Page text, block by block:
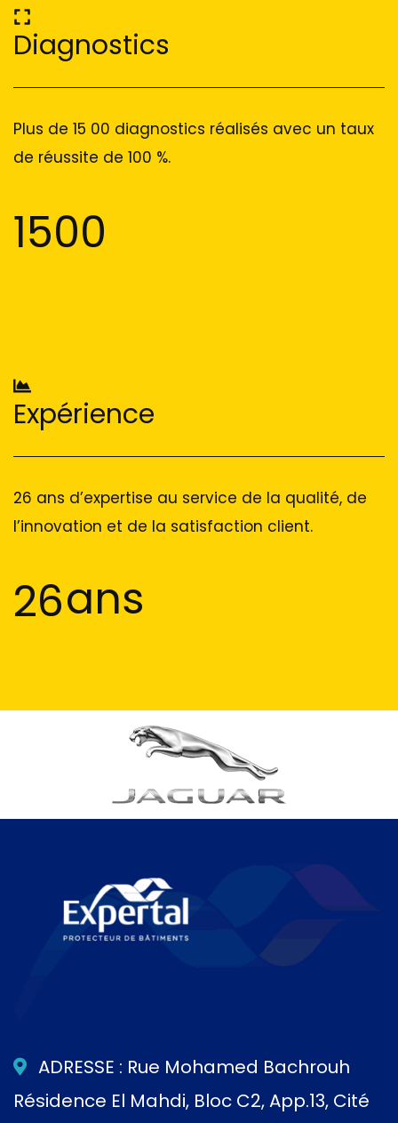
Diagnostics
Plus de 15 00 diagnostics réalisés avec un taux
de réussite de 100 %.
1500
Expérience
26 ans d’expertise au service de la qualité, de
l’innovation et de la satisfaction client.
26ans
ADRESSE : Rue Mohamed Bachrouh
Résidence El Mahdi, Bloc C2, App.13, Cité